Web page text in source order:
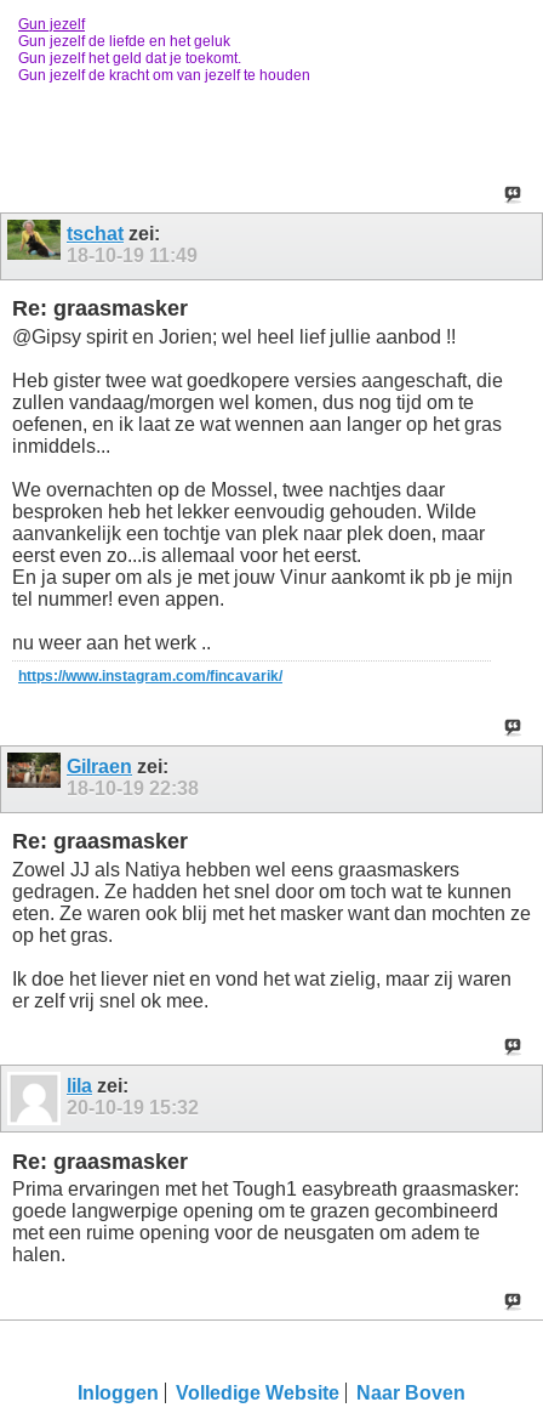
Gun jezelf
Gun jezelf de liefde en het geluk
Gun jezelf het geld dat je toekomt.
Gun jezelf de kracht om van jezelf te houden
tschat zei:
18-10-19 11:49
Re: graasmasker
@Gipsy spirit en Jorien; wel heel lief jullie aanbod !!
Heb gister twee wat goedkopere versies aangeschaft, die
zullen vandaag/morgen wel komen, dus nog tijd om te
oefenen, en ik laat ze wat wennen aan langer op het gras
inmiddels...
We overnachten op de Mossel, twee nachtjes daar
besproken heb het lekker eenvoudig gehouden. Wilde
aanvankelijk een tochtje van plek naar plek doen, maar
eerst even zo...is allemaal voor het eerst.
En ja super om als je met jouw Vinur aankomt ik pb je mijn
tel nummer! even appen.
nu weer aan het werk ..
https://www.instagram.com/fincavarik/
Gilraen zei:
18-10-19 22:38
Re: graasmasker
Zowel JJ als Natiya hebben wel eens graasmaskers
gedragen. Ze hadden het snel door om toch wat te kunnen
eten. Ze waren ook blij met het masker want dan mochten ze
op het gras.
Ik doe het liever niet en vond het wat zielig, maar zij waren
er zelf vrij snel ok mee.
lila zei:
20-10-19 15:32
Re: graasmasker
Prima ervaringen met het Tough1 easybreath graasmasker:
goede langwerpige opening om te grazen gecombineerd
met een ruime opening voor de neusgaten om adem te
halen.
Inloggen Volledige Website Naar Boven